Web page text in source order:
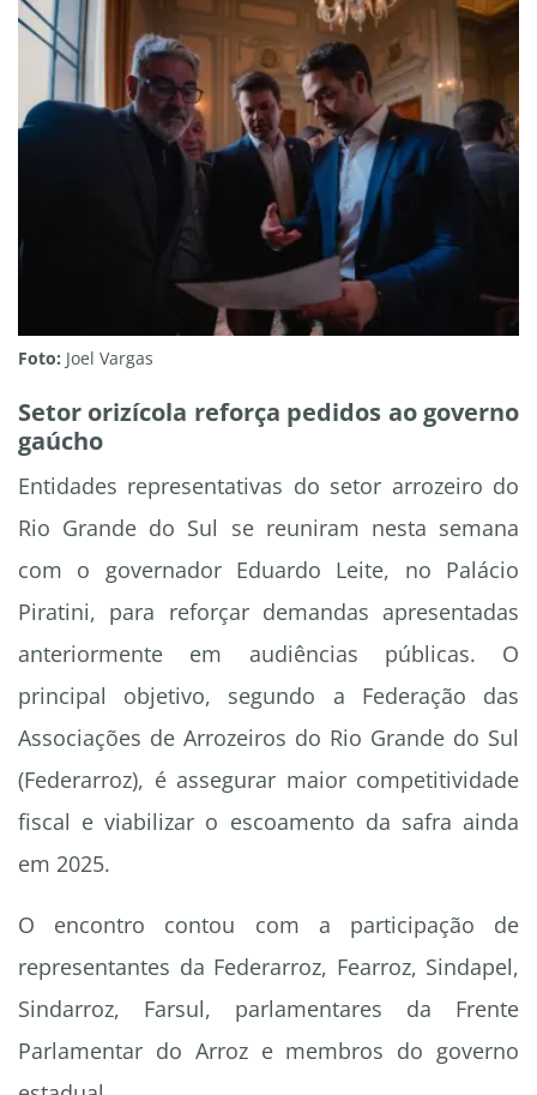
Foto: Joel Vargas
Setor orizícola reforça pedidos ao governo
gaúcho
Entidades representativas do setor arrozeiro do
Rio Grande do Sul se reuniram nesta semana
com o governador Eduardo Leite, no Palácio
Piratini, para reforçar demandas apresentadas
anteriormente em audiências públicas. O
principal objetivo, segundo a Federação das
Associações de Arrozeiros do Rio Grande do Sul
(Federarroz), é assegurar maior competitividade
fiscal e viabilizar o escoamento da safra ainda
em 2025.
O encontro contou com a participação de
representantes da Federarroz, Fearroz, Sindapel,
Sindarroz, Farsul, parlamentares da Frente
Parlamentar do Arroz e membros do governo